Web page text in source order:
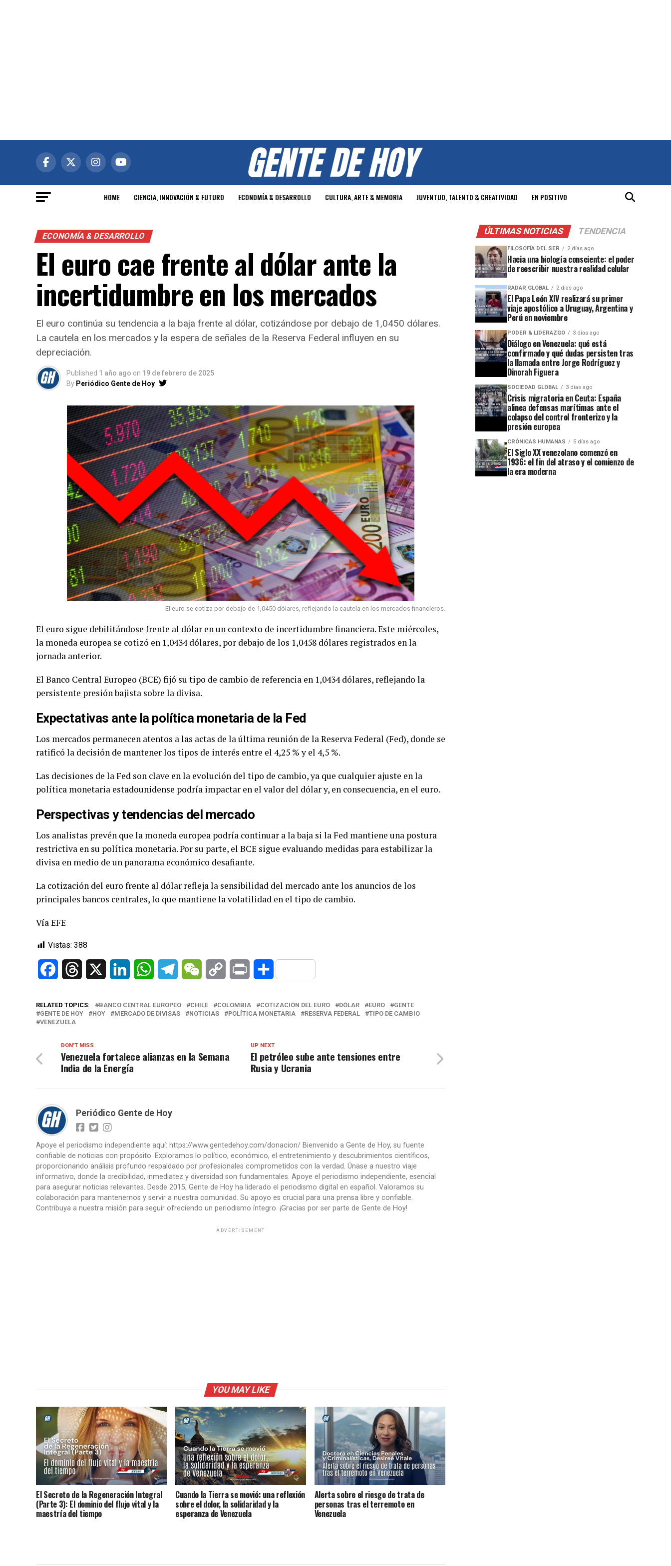
HOME CIENCIA, INNOVACIÓN & FUTURO ECONOMÍA & DESARROLLO CULTURA, ARTE & MEMORIA JUVENTUD, TALENTO & CREATIVIDAD EN POSITIVO
ECONOMÍA & DESARROLLO
El euro cae frente al dólar ante la
incertidumbre en los mercados
El euro continúa su tendencia a la baja frente al dólar, cotizándose por debajo de 1,0450 dólares.
La cautela en los mercados y la espera de señales de la Reserva Federal influyen en su
depreciación.
Published 1 año ago on 19 de febrero de 2025
By Periódico Gente de Hoy
El euro se cotiza por debajo de 1,0450 dólares, reflejando la cautela en los mercados financieros.
El euro sigue debilitándose frente al dólar en un contexto de incertidumbre financiera. Este miércoles,
la moneda europea se cotizó en 1,0434 dólares, por debajo de los 1,0458 dólares registrados en la
jornada anterior.
El Banco Central Europeo (BCE) fijó su tipo de cambio de referencia en 1,0434 dólares, reflejando la
persistente presión bajista sobre la divisa.
Expectativas ante la política monetaria de la Fed
Los mercados permanecen atentos a las actas de la última reunión de la Reserva Federal (Fed), donde se
ratificó la decisión de mantener los tipos de interés entre el 4,25 % y el 4,5 %.
Las decisiones de la Fed son clave en la evolución del tipo de cambio, ya que cualquier ajuste en la
política monetaria estadounidense podría impactar en el valor del dólar y, en consecuencia, en el euro.
Perspectivas y tendencias del mercado
Los analistas prevén que la moneda europea podría continuar a la baja si la Fed mantiene una postura
restrictiva en su política monetaria. Por su parte, el BCE sigue evaluando medidas para estabilizar la
divisa en medio de un panorama económico desafiante.
La cotización del euro frente al dólar refleja la sensibilidad del mercado ante los anuncios de los
principales bancos centrales, lo que mantiene la volatilidad en el tipo de cambio.
Vía EFE
Vistas: 388
FacebookThreads LinkedIn WhatsAppTelegramWeChat Copy Print Compartir
RELATED TOPICS: BANCO CENTRAL EUROPEO CHILE COLOMBIA COTIZACIÓN DEL EURO DÓLAR EURO
GENTE
GENTE DE HOY
HOY MERCADO DE DIVISAS NOTICIAS POLÍTICA MONETARIA RESERVA FEDERAL
TIPO DE CAMBIO
VENEZUELA
UP NEXT
El petróleo sube ante tensiones entre
Rusia y Ucrania
DON'T MISS
Venezuela fortalece alianzas en la Semana
India de la Energía
Periódico Gente de Hoy
Apoye el periodismo independiente aquí: https://www.gentedehoy.com/donacion/ Bienvenido a Gente de Hoy, su fuente
confiable de noticias con propósito. Exploramos lo político, económico, el entretenimiento y descubrimientos científicos,
proporcionando análisis profundo respaldado por profesionales comprometidos con la verdad. Únase a nuestro viaje
informativo, donde la credibilidad, inmediatez y diversidad son fundamentales. Apoye el periodismo independiente, esencial
para asegurar noticias relevantes. Desde 2015, Gente de Hoy ha liderado el periodismo digital en español. Valoramos su
colaboración para mantenernos y servir a nuestra comunidad. Su apoyo es crucial para una prensa libre y confiable.
Contribuya a nuestra misión para seguir ofreciendo un periodismo íntegro. ¡Gracias por ser parte de Gente de Hoy!
ADVERTISEMENT
YOU MAY LIKE
El Secreto de la Regeneración Integral
(Parte 3): El dominio del flujo vital y la
maestría del tiempo
Cuando la Tierra se movió: una reflexión
sobre el dolor, la solidaridad y la
esperanza de Venezuela
Alerta sobre el riesgo de trata de
personas tras el terremoto en
Venezuela
ÚLTIMAS NOTICIAS TENDENCIA
FILOSOFÍA DEL SER 2 días ago
Hacia una biología consciente: el poder
de reescribir nuestra realidad celular
RADAR GLOBAL 2 días ago
El Papa León XIV realizará su primer
viaje apostólico a Uruguay, Argentina y
Perú en noviembre
PODER & LIDERAZGO 3 días ago
Diálogo en Venezuela: qué está
confirmado y qué dudas persisten tras
la llamada entre Jorge Rodríguez y
Dinorah Figuera
SOCIEDAD GLOBAL 3 días ago
Crisis migratoria en Ceuta: España
alinea defensas marítimas ante el
colapso del control fronterizo y la
presión europea
CRÓNICAS HUMANAS 5 días ago
El Siglo XX venezolano comenzó en
1936: el fin del atraso y el comienzo de
la era moderna